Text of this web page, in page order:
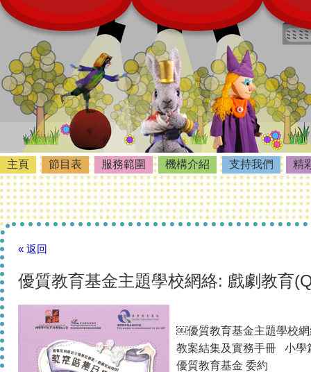
主頁 節目表 服務範圍 機構介紹 支持我們 精
« 返回
優質教育基金主題學校網絡: 戲劇教育
￼優質教育基金主題學校網
教案結集及實務手冊 小學
優質教育基金 委約